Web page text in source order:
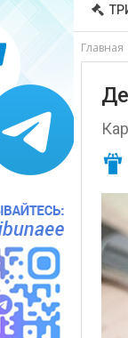
Главная